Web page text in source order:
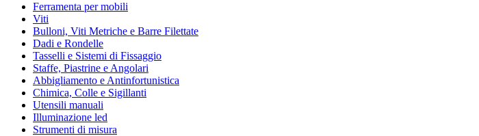
Ferramenta per mobili
Viti
Bulloni, Viti Metriche e Barre Filettate
Dadi e Rondelle
Tasselli e Sistemi di Fissaggio
Staffe, Piastrine e Angolari
Abbigliamento e Antinfortunistica
Chimica, Colle e Sigillanti
Utensili manuali
Illuminazione led
Strumenti di misura